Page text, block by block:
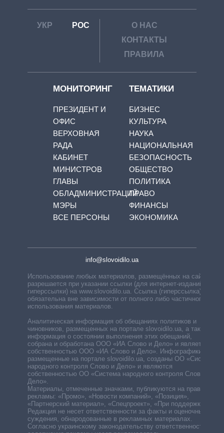
УКР РОС
О НАС
КОНТАКТЫ
ПРАВИЛА
МОНИТОРИНГ
ПРЕЗИДЕНТ И
ОФИС
ВЕРХОВНАЯ
РАДА
КАБИНЕТ
МИНИСТРОВ
ГЛАВЫ
ОБЛАДМИНИСТРАЦИЙ
МЭРЫ
ВСЕ ПЕРСОНЫ
ТЕМАТИКИ
БИЗНЕС
КУЛЬТУРА
НАУКА
НАЦИОНАЛЬНАЯ
БЕЗОПАСНОСТЬ
ОБЩЕСТВО
ПОЛИТИКА
ПРАВО
ФИНАНСЫ
ЭКОНОМИКА
info@slovoidilo.ua
Использование любых материалов, размещённых на сайте,
разрешается при указании ссылки (для интернет-изданий —
гиперссылки) на www.slovoidilo.ua. Ссылка (гиперссылка)
обязательна вне зависимости от полного либо частичного
использования материалов.
Аналитическая информация об обещаниях политиков и
чиновников, размещенных на портале slovoidilo.ua, а также
информация о состоянии выполнения этих обещаний,
собрана и обработана ООО «ИА Слово и Дело» и является
собственностью ООО «ИА Слово и Дело». Инфографики,
размещенные на портале slovoidilo.ua, созданы ОО «Система
народного контроля Слово и Дело» и являются
собственностью ОО «Система народного контроля Слово и
Дело».
Материалы, отмеченные значками, публикуются на правах
рекламы: «Промо», «Новости компаний», «Позиция»,
«Партнерский материал», «Спецпроект», «При поддержке».
Редакция не несет ответственности за факты и оценочные
суждения, обнародованные в рекламных материалах.
Согласно украинскому законодательству ответственность за